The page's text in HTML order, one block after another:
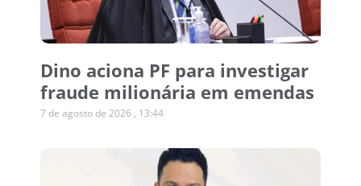
Dino aciona PF para investigar
fraude milionária em emendas
7 de agosto de 2026 13:44